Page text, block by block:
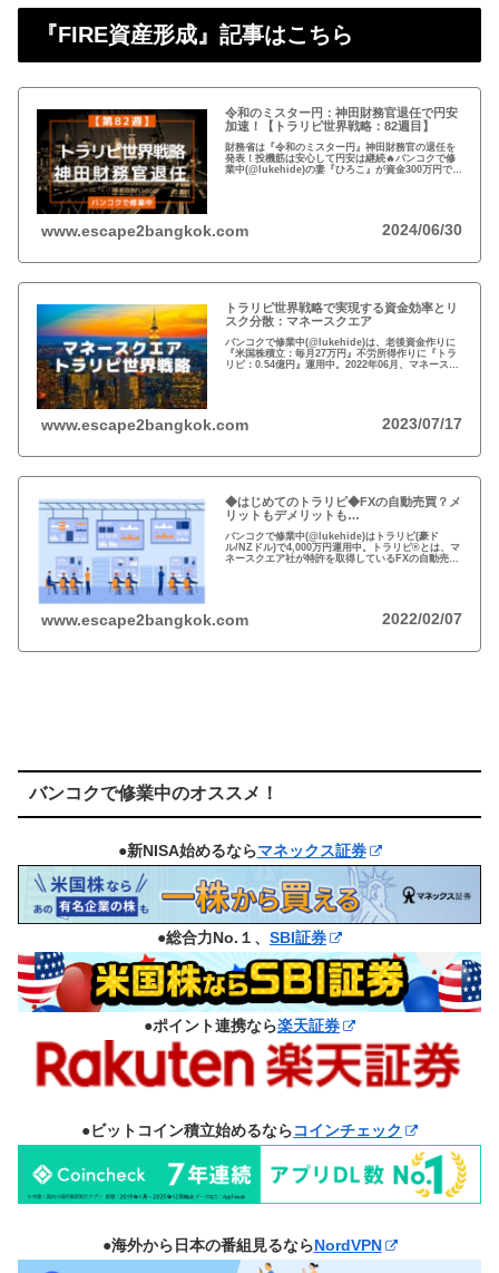
『FIRE資産形成』記事はこちら
令和のミスター円：神田財務官退任で円安
加速！【トラリピ世界戦略：82週目】
財務省は『令和のミスター円』神田財務官の退任を
発表！投機筋は安心して円安は継続🔥バンコクで修
業中(@lukehide)の妻『ひろこ』が資金300万円で
www.escape2bangkok.com 2024/06/30
トラリピ世界戦略で実現する資金効率とリ
スク分散：マネースクエア
バンコクで修業中(@lukehide)は、老後資金作りに
『米国株積立：毎月27万円』不労所得作りに『トラ
リピ：0.54億円』運用中。2022年06月、マネースク
www.escape2bangkok.com 2023/07/17
◆はじめてのトラリピ◆FXの自動売買？メ
リットもデメリットも…
バンコクで修業中(@lukehide)はトラリピ(豪ド
ル/NZドル)で4,000万円運用中。トラリピ®とは、マ
ネースクエア社が特許を取得しているFXの自動売買
www.escape2bangkok.com 2022/02/07
バンコクで修業中のオススメ！
●新NISA始めるならマネックス証券
●総合力No.１、 SBI証券
●ポイント連携なら楽天証券
●ビットコイン積立始めるならコインチェック
●海外から日本の番組見るならNordVPN